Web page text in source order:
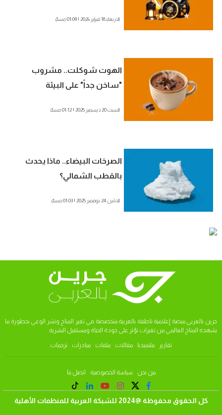
الاربعاء 18 فبراير 2026 | 01:09 مساءً
الهوت شوكلت.. مشروب
"ساخن جداً" على البيئة
السبت 20 ديسمبر 2025 | 01:12 مساءً
الصرخات البيضاء.. ماذا يحدث
بالقطب الشمالي؟
الاثنين 24 نوفمبر 2025 | 01:03 مساءً
جرين بالعربي منصة إعلامية ناطقة بالعربية متخصصة في تغير المناخ ونشر الوعي بخطورة ما
يشهده المناخ العالمي من تغيرات تؤثر على جودة الحياة ومستقبل البشرية.
تقارير ملتميديا مقالات ملفات مبادرات ترجمات
من نحن سياسة الخصوصية اتصل بنا
كل الحقوق محفوظة @2024 للشبكة العربية للمنظمات الأهلية